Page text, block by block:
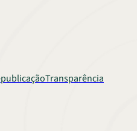
Transparência